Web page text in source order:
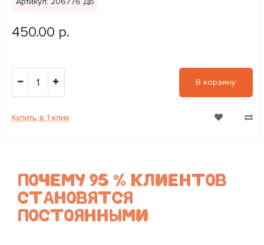
450.00 р.
1 В корзину
Купить в 1 клик
ПОЧЕМУ 95 % КЛИЕНТОВ
СТАНОВЯТСЯ
ПОСТОЯННЫМИ